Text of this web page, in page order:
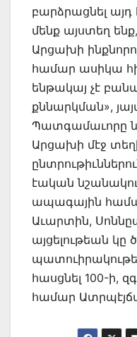
բարձրացնել այդ
մենք այստեղ
Արցախի
համար ասիկա
ենթակայ չէ
քննարկման»,
Պատգամաւորը
Արցախի մէջ
էական
ապագային
Աւարտին,
այցելութեան կը
հասցնել 100-ի,
համար